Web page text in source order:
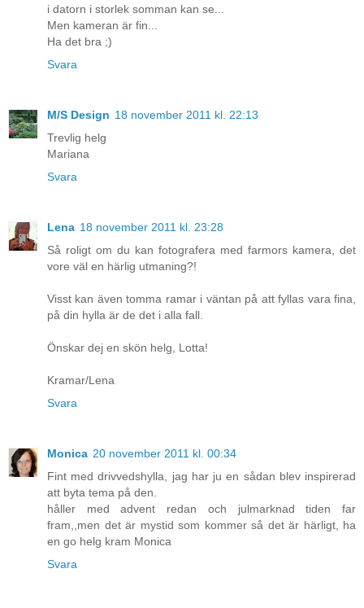
i datorn i storlek somman kan se...
Men kameran är fin...
Ha det bra ;)
Svara
M/S Design 18 november 2011 kl. 22:13
Trevlig helg
Mariana
Svara
Lena 18 november 2011 kl. 23:28
Så roligt om du kan fotografera med farmors kamera, det
vore väl en härlig utmaning?!
Visst kan även tomma ramar i väntan på att fyllas vara fina,
på din hylla är de det i alla fall.
Önskar dej en skön helg, Lotta!
Kramar/Lena
Svara
Monica 20 november 2011 kl. 00:34
Fint med drivvedshylla, jag har ju en sådan blev inspirerad
att byta tema på den.
håller med advent redan och julmarknad tiden far
fram,,men det är mystid som kommer så det är härligt, ha
en go helg kram Monica
Svara